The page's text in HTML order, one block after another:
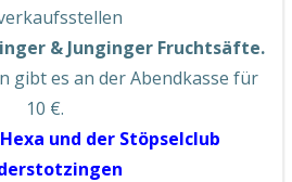
& Junginger Fruchtsäfte.
gibt es an der Abendkasse für
10 €.
und der Stöpselclub